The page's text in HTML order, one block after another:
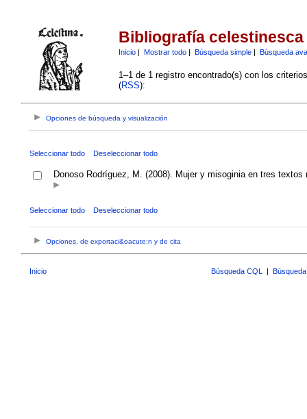
Bibliografía celestinesca
Inicio| Mostrar todo| Búsqueda simple| Búsqueda
1–1 de 1 registro encontrado(s) con los
(RSS):
Opciones de búsqueda y visualización
Seleccionar todo Deseleccionar todo
Donoso Rodríguez, M. (2008). Mujer y misoginia en tres
Seleccionar todo Deseleccionar todo
Opciones, de exportaci&oacute;n y de cita
Inicio Búsqueda CQL |